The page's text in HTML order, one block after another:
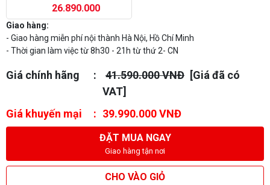
26.890.000
Giao hàng:
- Giao hàng miễn phí nội thành Hà Nội, Hồ Chí Minh
- Thời gian làm việc từ 8h30 - 21h từ thứ 2- CN
Giá chính hãng 41.590.000 VNĐ [Giá đã có
VAT]
Giá khuyến mại
39.990.000 VNĐ
ĐẶT MUA NGAY
Giao hàng tận nơi
CHO VÀO GIỎ